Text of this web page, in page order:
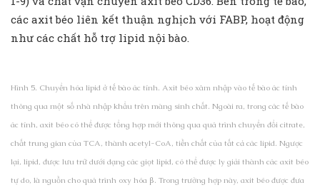
các axit béo liên kết thuận nghịch với FABP, hoạt động
như các chất hỗ trợ lipid nội bào.
Hình 5. Chuyển hóa lipid ở tế bào ác tính. Axit béo xâm nhập vào tế bào ác tính
thông qua một số nhà nhập khẩu trên màng sinh chất. Ngoài ra, trong các tế bào
ác tính, axit béo có thể được tổng hợp mới thông qua quá trình chuyển đổi citrate,
chất trung gian của TCA, thành acetyl-CoA, tiền chất của tất cả các lipid. Ngược
lại, lipid, được lưu trữ dưới dạng các giọt lipid, có thể được ly giải thành các axit béo
tự do, là nguồn cho quá trình oxy hóa β. Trong trường hợp này, axit béo được đưa